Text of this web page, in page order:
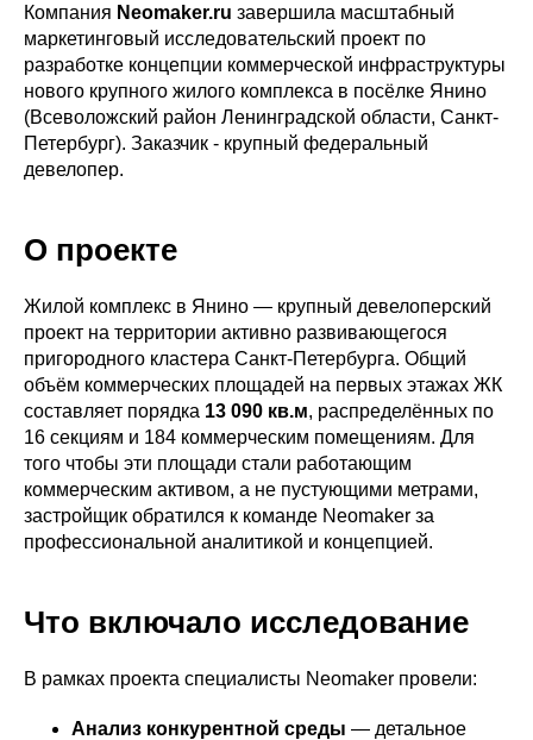
Компания Neomaker.ru завершила масштабный
маркетинговый исследовательский проект по
разработке концепции коммерческой инфраструктуры
нового крупного жилого комплекса в посёлке Янино
(Всеволожский район Ленинградской области, Санкт-
Петербург). Заказчик - крупный федеральный
девелопер.
О проекте
Жилой комплекс в Янино — крупный девелоперский
проект на территории активно развивающегося
пригородного кластера Санкт-Петербурга. Общий
объём коммерческих площадей на первых этажах ЖК
составляет порядка 13 090 кв.м, распределённых по
16 секциям и 184 коммерческим помещениям. Для
того чтобы эти площади стали работающим
коммерческим активом, а не пустующими метрами,
застройщик обратился к команде Neomaker за
профессиональной аналитикой и концепцией.
Что включало исследование
В рамках проекта специалисты Neomaker провели:​
Анализ конкурентной среды — детальное